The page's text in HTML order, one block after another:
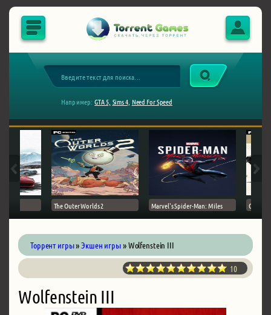
Например: GTA 5, Sims 4, Need For Speed
The Outer Worlds 2 Marvel's Spider-Man: Miles Ghost
Торрент игры»Экшен игры» Wolfenstein III
10
Wolfenstein III